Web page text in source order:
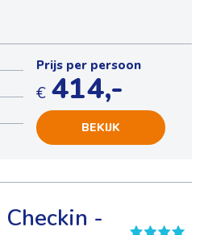
Prijs per persoon
€ 414,-
BEKIJK
-